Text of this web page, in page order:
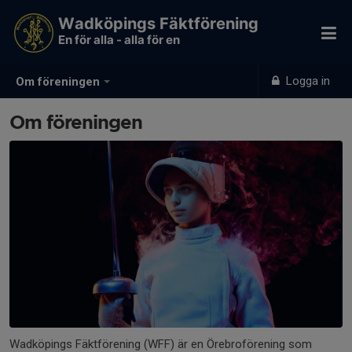
Om föreningen Logga in
Wadköpings Fäktförening
En för alla - alla för en
Om föreningen
Wadköpings Fäktförening (WFF) är en Örebroförening som